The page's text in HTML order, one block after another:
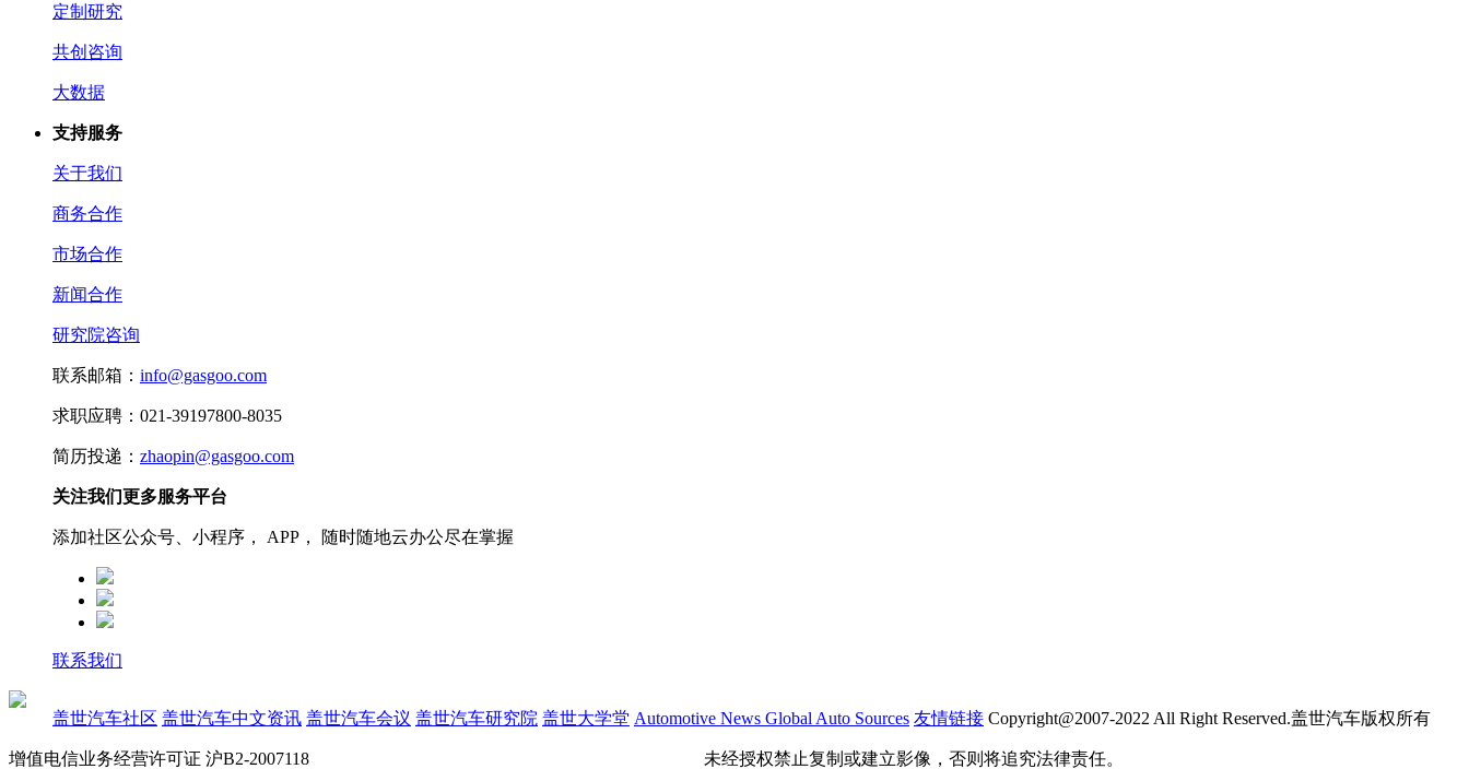
定制研究
共创咨询
大数据
支持服务
关于我们
商务合作
市场合作
新闻合作
研究院咨询
联系邮箱： info@gasgoo.com
求职应聘：021-39197800-8035
简历投递： zhaopin@gasgoo.com
关注我们更多服务平台
添加社区公众号、小程序， APP， 随时随地云办公尽在掌握
联系我们
盖世汽车社区 盖世汽车中文资讯 盖世汽车会议 盖世汽车研究院 盖世大学堂 Automotive News Global Auto Sources 友情链接 Copyright@2007-2022 All Right Reserved.盖世汽车版权所有
增值电信业务经营许可证 沪B2-2007118 未经授权禁止复制或建立影像，否则将追究法律责任。